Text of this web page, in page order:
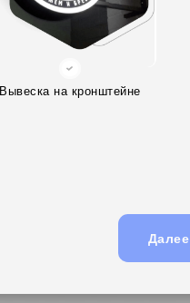
Вывеска на кронштейне
Далее